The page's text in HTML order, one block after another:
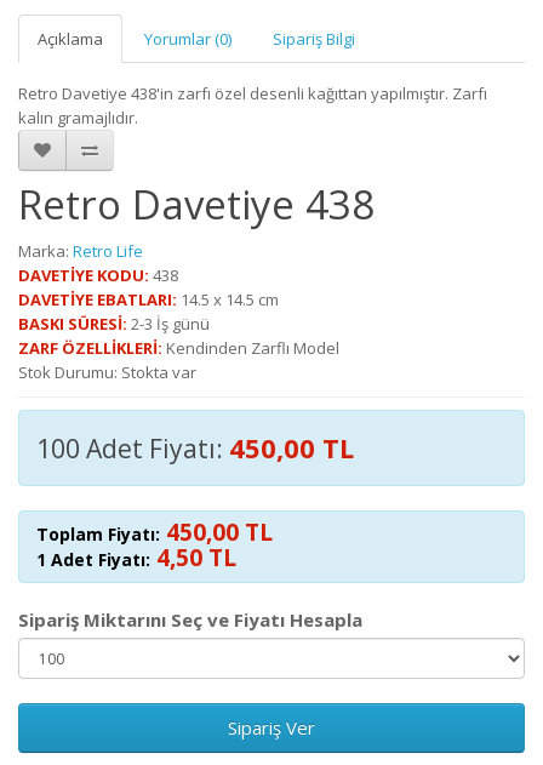
Açıklama Yorumlar (0) Sipariş Bilgi
Retro Davetiye 438'in zarfı özel desenli kağıttan yapılmıştır. Zarfı
kalın gramajlıdır.
Retro Davetiye 438
Marka: Retro Life
DAVETİYE KODU: 438
DAVETİYE EBATLARI: 14.5 x 14.5 cm
BASKI SÜRESİ: 2-3 İş günü
ZARF ÖZELLİKLERİ: Kendinden Zarflı Model
Stok Durumu: Stokta var
100 Adet Fiyatı: 450,00 TL
Toplam Fiyatı: 450,00 TL
1 Adet Fiyatı: 4,50 TL
Sipariş Miktarını Seç ve Fiyatı Hesapla
Sipariş Ver